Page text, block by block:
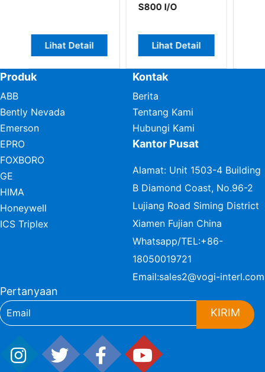
Lihat Detail
Sistem
Lihat Detail
Produk
ABB
Bently Nevada
Emerson
EPRO
FOXBORO
GE
HIMA
Honeywell
ICS Triplex
Kontak
Berita
Tentang Kami
Hubungi Kami
Kantor Pusat
Alamat: Unit 1503-4 Building
B Diamond Coast, No.96-2
Lujiang Road Siming District
Xiamen Fujian China
Whatsapp/TEL:+86-
18050019721
Email:sales2@vogi-interl.com
Pertanyaan
KIRIM